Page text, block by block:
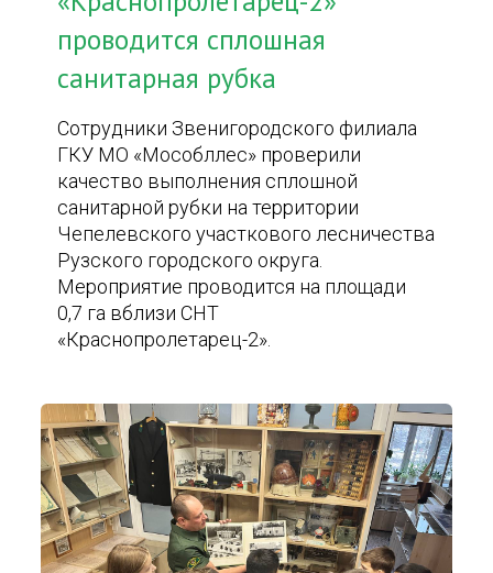
проводится сплошная
санитарная рубка
Сотрудники Звенигородского филиала
ГКУ МО «Мособллес» проверили
качество выполнения сплошной
санитарной рубки на территории
Чепелевского участкового лесничества
Рузского городского округа.
Мероприятие проводится на площади
0,7 га вблизи СНТ
«Краснопролетарец-2».